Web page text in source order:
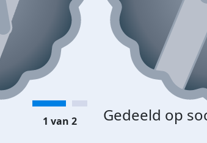
Gedeeld op
1 van 2